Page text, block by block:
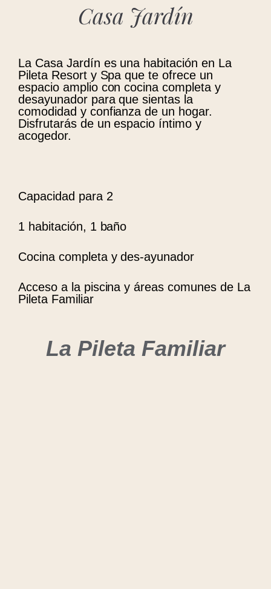
Casa Jardín
La Casa Jardín es una habitación en La
Pileta Resort y Spa que te ofrece un
espacio amplio con cocina completa y
desayunador para que sientas la
comodidad y confianza de un hogar.
Disfrutarás de un espacio íntimo y
acogedor.
Capacidad para 2
1 habitación, 1 baño
Cocina completa y des-ayunador
Acceso a la piscina y áreas comunes de La
Pileta Familiar
La Pileta Familiar